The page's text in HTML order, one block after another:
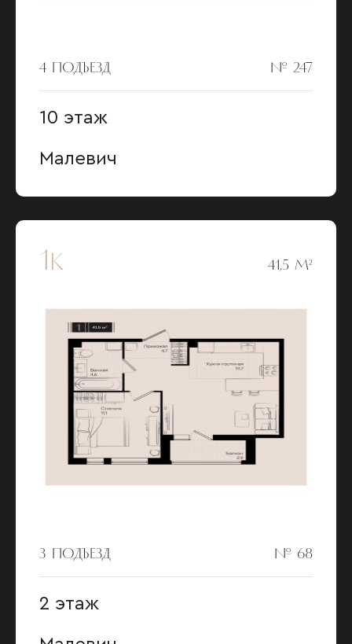
4 ПОДЪЕЗД № 247
10 этаж
Малевич
1к 41,5 М²
3 ПОДЪЕЗД № 68
2 этаж